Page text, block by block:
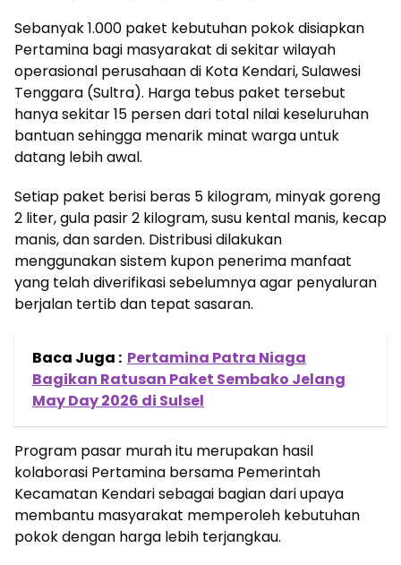
Sebanyak 1.000 paket kebutuhan pokok disiapkan
Pertamina bagi masyarakat di sekitar wilayah
operasional perusahaan di Kota Kendari, Sulawesi
Tenggara (Sultra). Harga tebus paket tersebut
hanya sekitar 15 persen dari total nilai keseluruhan
bantuan sehingga menarik minat warga untuk
datang lebih awal.
Setiap paket berisi beras 5 kilogram, minyak goreng
2 liter, gula pasir 2 kilogram, susu kental manis, kecap
manis, dan sarden. Distribusi dilakukan
menggunakan sistem kupon penerima manfaat
yang telah diverifikasi sebelumnya agar penyaluran
berjalan tertib dan tepat sasaran.
Baca Juga : Pertamina Patra Niaga
Bagikan Ratusan Paket Sembako Jelang
May Day 2026 di Sulsel
Program pasar murah itu merupakan hasil
kolaborasi Pertamina bersama Pemerintah
Kecamatan Kendari sebagai bagian dari upaya
membantu masyarakat memperoleh kebutuhan
pokok dengan harga lebih terjangkau.